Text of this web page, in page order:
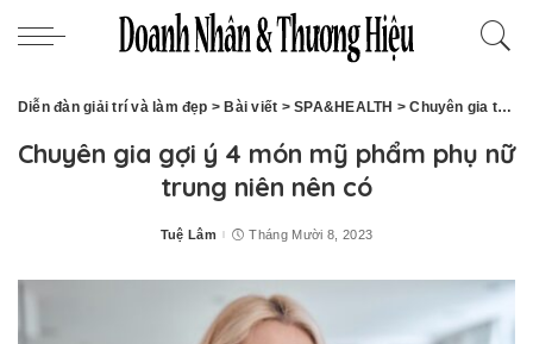
Diễn đàn giải trí và làm đẹp > Bài viết >SPA&HEALTH >Chuyên gia tư vấn
Chuyên gia gợi ý 4 món mỹ phẩm phụ nữ
trung niên nên có
Posted
Tuệ Lâm Tháng Mười 8, 2023